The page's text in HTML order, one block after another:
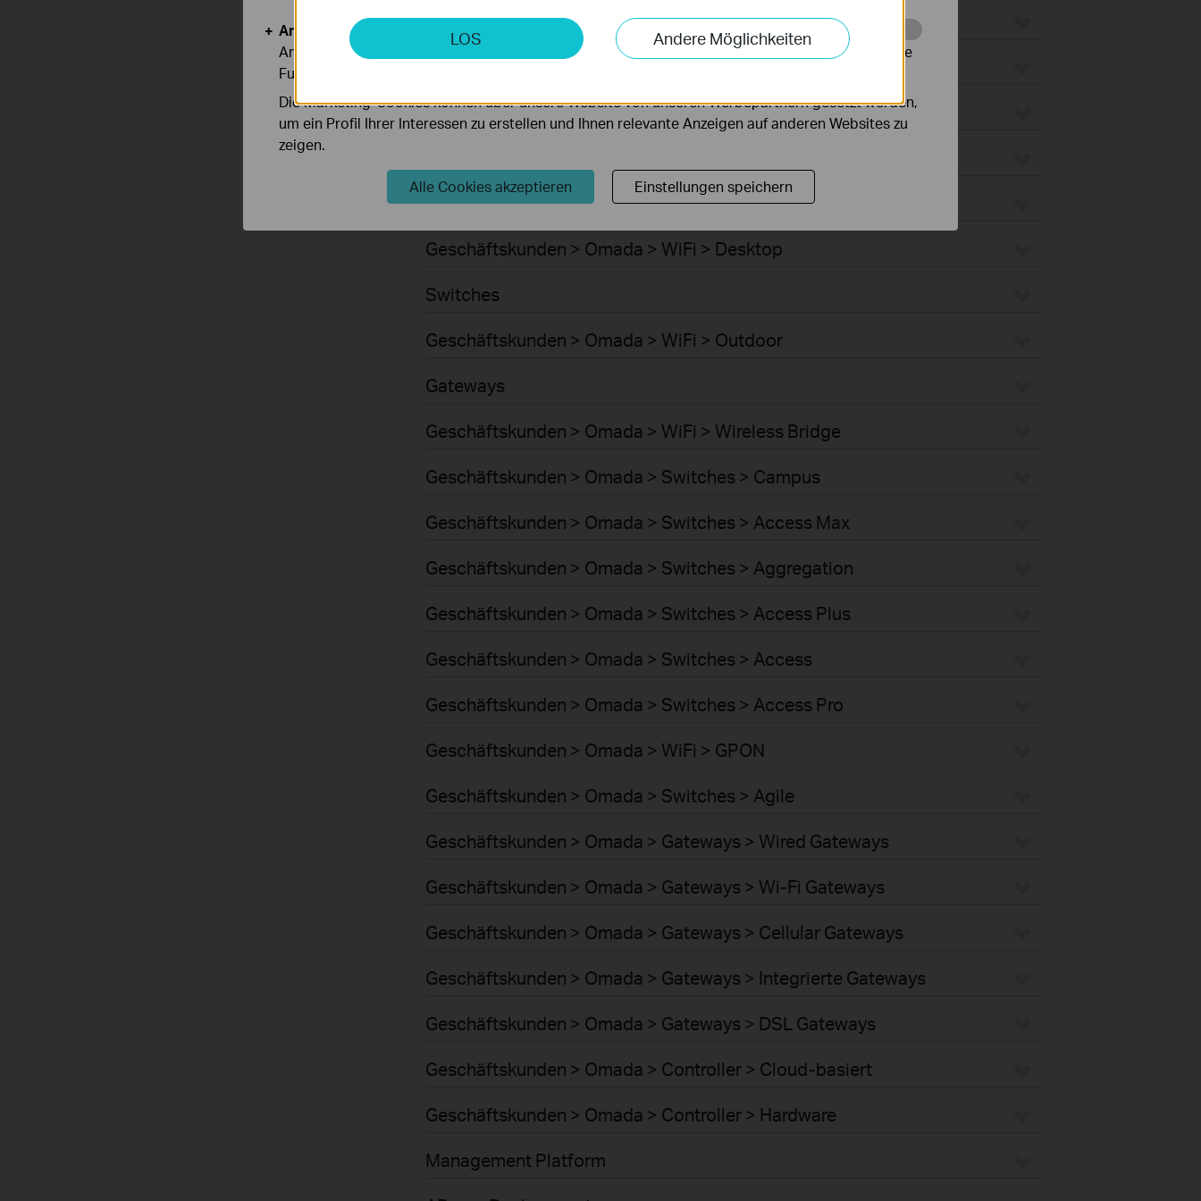
Smart-Home > Saugroboter > Saugroboter
Smart-Home > Saugroboter > Zubehör für Saugroboter
Geschäftskunden > Omada > WiFi > Ceiling Mount
Geschäftskunden > Omada > WiFi > Wall Plate
Geschäftskunden > Omada > WiFi > Desktop
Switches
Geschäftskunden > Omada > WiFi > Outdoor
Gateways
Geschäftskunden > Omada > WiFi > Wireless Bridge
Geschäftskunden > Omada > Switches > Campus
Geschäftskunden > Omada > Switches > Access Max
Geschäftskunden > Omada > Switches > Aggregation
Geschäftskunden > Omada > Switches > Access Plus
Geschäftskunden > Omada > Switches > Access
Geschäftskunden > Omada > Switches > Access Pro
Geschäftskunden > Omada > WiFi > GPON
Geschäftskunden > Omada > Switches > Agile
Geschäftskunden > Omada > Gateways > Wired Gateways
Geschäftskunden > Omada > Gateways > Wi-Fi Gateways
Geschäftskunden > Omada > Gateways > Cellular Gateways
Geschäftskunden > Omada > Gateways > Integrierte Gateways
Geschäftskunden > Omada > Gateways > DSL Gateways
Geschäftskunden > Omada > Controller > Cloud-basiert
Geschäftskunden > Omada > Controller > Hardware
Management Platform
LOS Andere Möglichkeiten
Analyse- und Marketing-Cookies
Analyse-Cookies ermöglichen es uns, Ihre Aktivitäten auf unserer Website zu analysieren, um die
Funktionsweise unserer Website zu verbessern und anzupassen.
Die Marketing-Cookies können über unsere Website von unseren Werbepartnern gesetzt werden,
um ein Profil Ihrer Interessen zu erstellen und Ihnen relevante Anzeigen auf anderen Websites zu
zeigen.
Alle Cookies akzeptieren Einstellungen speichern